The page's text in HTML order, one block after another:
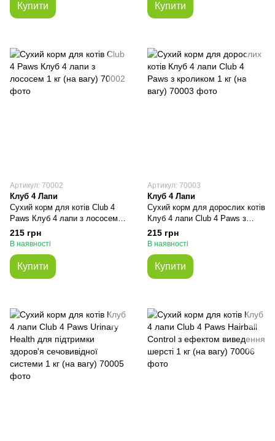
Купити Купити
Артикул: 70002
Клуб 4 Лапи
Сухий корм для котів Club 4
Paws Клуб 4 лапи з лососем 1
кг (на вагу)
215 грн
В наявності
Купити
Артикул: 70003
Клуб 4 Лапи
Сухий корм для дорослих котів
Клуб 4 лапи Club 4 Paws з
кроликом 1 кг (на вагу)
215 грн
В наявності
Купити